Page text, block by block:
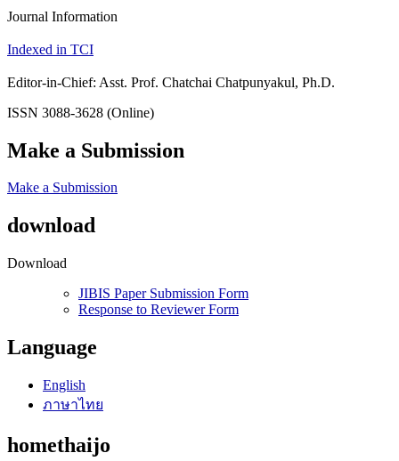
Journal Information
Indexed in TCI
Editor-in-Chief: Asst. Prof. Chatchai Chatpunyakul, Ph.D.
ISSN 3088-3628 (Online)
Make a Submission
Make a Submission
download
Download
JIBIS Paper Submission Form
Response to Reviewer Form
Language
English
ภาษาไทย
homethaijo